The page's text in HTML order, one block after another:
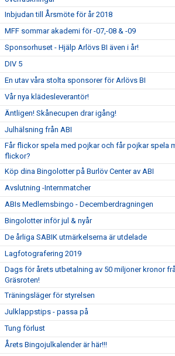
Inbjudan till Årsmöte för år 2018
MFF sommar akademi för -07,-08 & -09
Sponsorhuset - Hjälp Arlövs BI även i år!
DIV 5
En utav våra stolta sponsorer för Arlövs BI
Vår nya klädesleverantör!
Äntligen! Skånecupen drar igång!
Julhälsning från ABI
Får flickor spela med pojkar och får pojkar spela
flickor?
Köp dina Bingolotter på Burlöv Center av ABI
Avslutning -Internmatcher
ABIs Medlemsbingo - Decemberdragningen
Bingolotter inför jul & nyår
De årliga SABIK utmärkelserna är utdelade
Lagfotografering 2019
Dags för årets utbetalning av 50 miljoner kronor
Gräsroten!
Träningsläger för styrelsen
Julklappstips - passa på
Tung förlust
Årets Bingojulkalender är här!!!